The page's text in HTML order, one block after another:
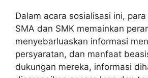
Dalam acara sosialisasi ini,
SMA dan SMK memainkan
menyebarluaskan informasi
persyaratan, dan manfaat
dukungan mereka, informasi